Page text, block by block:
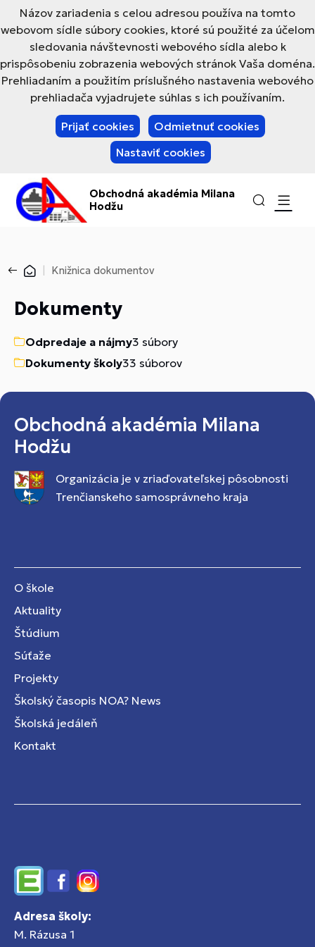
Názov zariadenia s celou adresou používa na tomto
webovom sídle súbory cookies, ktoré sú použité za účelom
sledovania návštevnosti webového sídla alebo k
prispôsobeniu zobrazenia webových stránok Vaša doména.
Prehliadaním a použitím príslušného nastavenia webového
prehliadača vyjadrujete súhlas s ich používaním.
Prijať cookies
Odmietnuť cookies
Nastaviť cookies
Obchodná akadémia Milana
Hodžu
Knižnica dokumentov
Dokumenty
Odpredaje a nájmy3 súbory
Dokumenty školy33 súborov
Obchodná akadémia Milana
Hodžu
Organizácia je v zriaďovateľskej pôsobnosti
Trenčianskeho samosprávneho kraja
O škole
Aktuality
Štúdium
Súťaže
Projekty
Školský časopis NOA? News
Školská jedáleň
Kontakt
EdupageFacebookInstagram
Adresa školy:
M. Rázusa 1